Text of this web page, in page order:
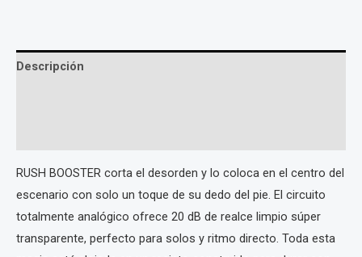
Descripción
RUSH BOOSTER corta el desorden y lo coloca en el centro del
escenario con solo un toque de su dedo del pie. El circuito
totalmente analógico ofrece 20 dB de realce limpio súper
transparente, perfecto para solos y ritmo directo. Toda esta